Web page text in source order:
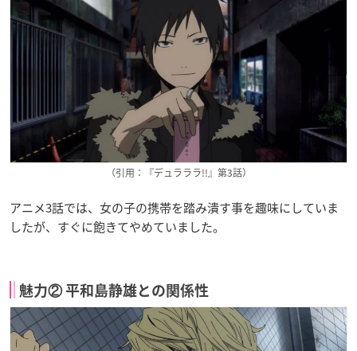
（引用：『デュラララ!!』第3話）
アニメ3話では、女の子の携帯を踏み潰す事を趣味にしていま
したが、すぐに飽きてやめていました。
魅力② 平和島静雄との関係性